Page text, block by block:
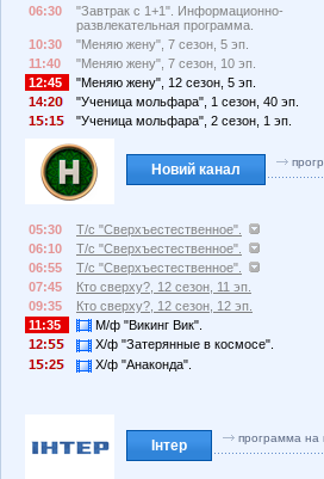
06:30
"Завтрак с 1+1". Информационно-
развлекательная программа.
10:30
"Меняю жену", 7 сезон, 5 эп.
11:40
"Меняю жену", 7 сезон, 10 эп.
12:45
"Меняю жену", 12 сезон, 5 эп.
14:2
"Ученица мольфара", 1 сезон, 40 эп.
1
:1 "Ученица мольфара", 2 сезон, 1 эп.
Новий канал
05:30
Т/с "Сверхъестественное".
06:10
Т/с "Сверхъестественное".
06:55
Т/с "Сверхъестественное".
07:45
Кто сверху?, 12 сезон, 11 эп.
09:35
Кто сверху?, 12 сезон, 12 эп.
11:35
М/ф "Викинг Вик".
12:
Х/ф "Затерянные в космосе".
1
:2 Х/ф "Анаконда".
Інтер программа на